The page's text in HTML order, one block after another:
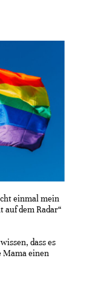
einmal mein
auf dem Radar“
dass es
Mama einen